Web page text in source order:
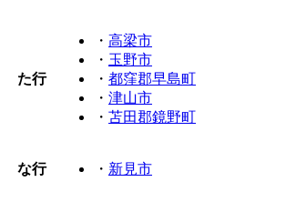
た行
・ 高梁市
・ 玉野市
・ 都窪郡早島町
・ 津山市
・ 苫田郡鏡野町
な行 ・ 新見市